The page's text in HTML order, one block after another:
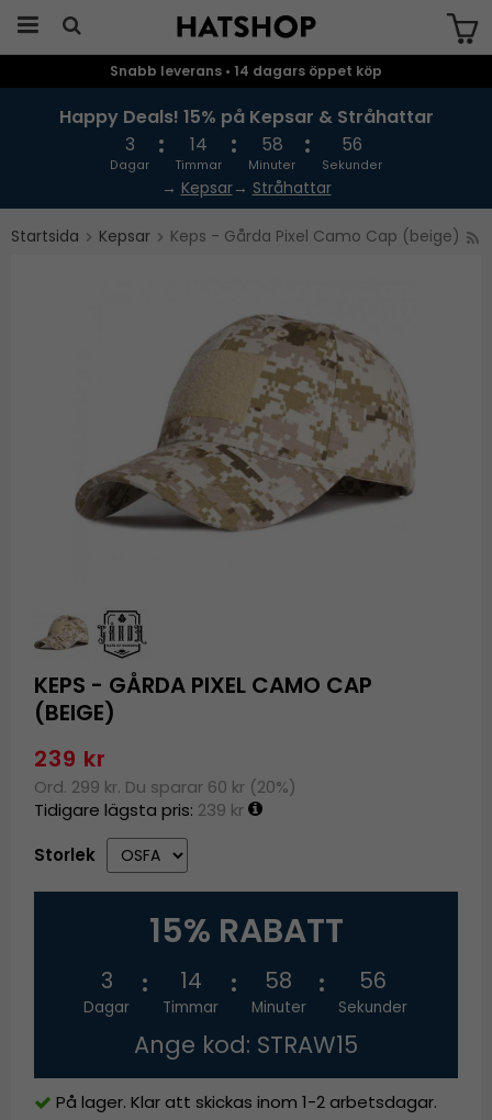
Snabb leverans • 14 dagars öppet köp
Happy Deals! 15% på Kepsar & Stråhattar
3
Dagar
14
Timmar
58
Minuter
55
Sekunder
→ Kepsar→ Stråhattar
Startsida Kepsar Keps - Gårda Pixel Camo Cap (beige)
KEPS - GÅRDA PIXEL CAMO CAP
(BEIGE)
239 kr
Ord. 299 kr. Du sparar 60 kr (20%)
Tidigare lägsta pris: 239 kr
Storlek
15% RABATT
3
Dagar
14
Timmar
58
Minuter
55
Sekunder
Ange kod: STRAW15
På lager. Klar att skickas inom 1-2 arbetsdagar.